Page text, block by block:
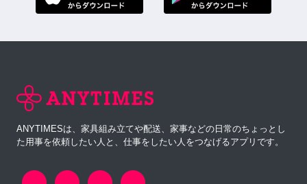
ANYTIMESは、家具組み立てや配送、家事などの日常のちょっとし
た用事を依頼したい人と、仕事をしたい人をつなげるアプリです。